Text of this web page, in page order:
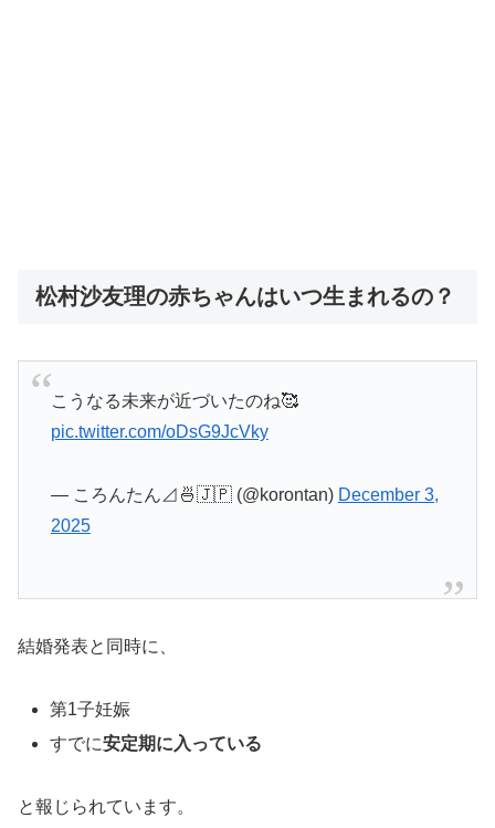
松村沙友理の赤ちゃんはいつ生まれるの？
こうなる未来が近づいたのね🥰
pic.twitter.com/oDsG9JcVky
— ころんたん⊿🍜🇯🇵 (@korontan) December 3,
2025
結婚発表と同時に、
第1子妊娠
すでに安定期に入っている
と報じられています。